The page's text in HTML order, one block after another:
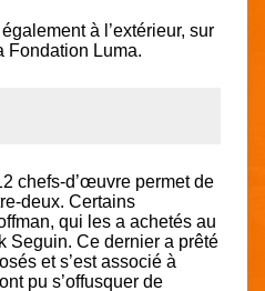
à l’extérieur, sur
Fondation Luma.
chefs-d’œuvre permet de
deux. Certains
qui les a achetés au
Seguin. Ce dernier a prêté
et s’est associé à
pu s’offusquer de